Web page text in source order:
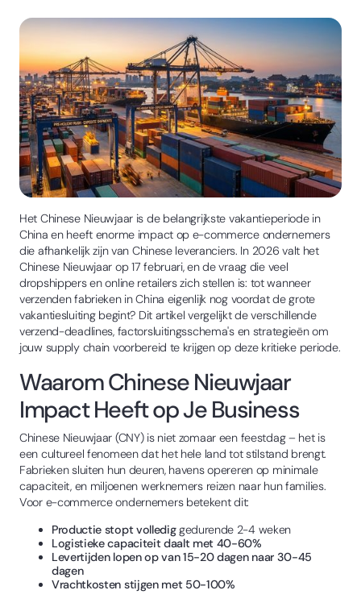
Het Chinese Nieuwjaar is de belangrijkste vakantieperiode in
China en heeft enorme impact op e-commerce ondernemers
die afhankelijk zijn van Chinese leveranciers. In 2026 valt het
Chinese Nieuwjaar op 17 februari, en de vraag die veel
dropshippers en online retailers zich stellen is: tot wanneer
verzenden fabrieken in China eigenlijk nog voordat de grote
vakantiesluiting begint? Dit artikel vergelijkt de verschillende
verzend-deadlines, factorsluitingsschema's en strategieën om
jouw supply chain voorbereid te krijgen op deze kritieke periode.
Waarom Chinese Nieuwjaar
Impact Heeft op Je Business
Chinese Nieuwjaar (CNY) is niet zomaar een feestdag – het is
een cultureel fenomeen dat het hele land tot stilstand brengt.
Fabrieken sluiten hun deuren, havens opereren op minimale
capaciteit, en miljoenen werknemers reizen naar hun families.
Voor e-commerce ondernemers betekent dit:
Productie stopt vollediggedurende 2-4 weken
Logistieke capaciteit daalt met 40-60%
Levertijden lopen op van 15-20 dagen naar 30-45
dagen
Vrachtkosten stijgen met 50-100%